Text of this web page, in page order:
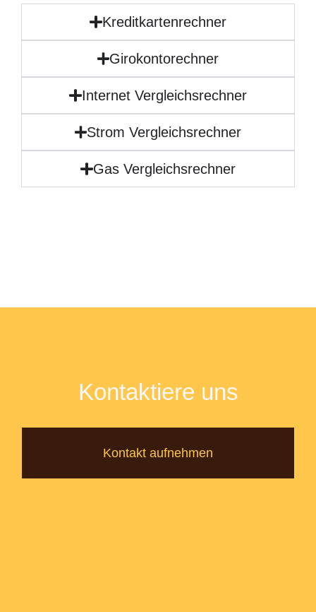
Kreditkartenrechner
Girokontorechner
Internet Vergleichsrechner
Strom Vergleichsrechner
Gas Vergleichsrechner
Kontaktiere uns
Kontakt aufnehmen